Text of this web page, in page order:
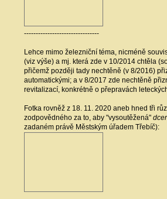
--------------------------------
Lehce mimo železniční téma, nicméně
(viz výše) a mj. která zde v 10/2014 chtěla
přičemž později tady nechtěně (v 8/2016)
automatickými; a v 8/2017 zde nechtěně
revitalizací, konkrétně o přepravách
Fotka rovněž z 18. 11. 2020 aneb hned tři
zodpovědného za to, aby "vysoutěžená"
zadaném právě Městským úřadem Třebíč):